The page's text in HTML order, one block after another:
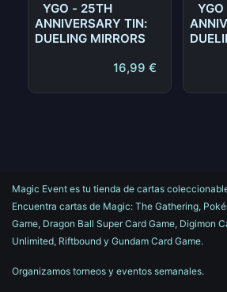
YGO - 25TH
ANNIVERSARY TIN:
DUELING MIRRORS
16,99 €
Magic Event es tu tienda de cartas
Encuentra cartas de Magic: The Gathering,
Game, Dragon Ball Super Card Game, Digimon
Unlimited, Riftbound y Gundam Card Game.
Organizamos torneos y eventos semanales.